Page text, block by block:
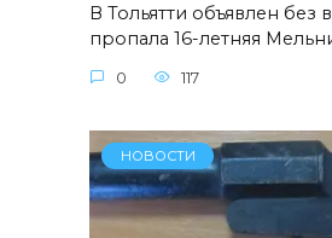
В Тольятти объявлен без
пропала 16-летняя
0 117
НОВОСТИ